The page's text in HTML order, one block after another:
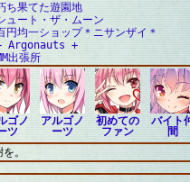
ち果てた遊園地
ュート・ザ・ムーン
円均一ショップ＊ニサンザイ＊
Argonauts +
出張所
ゴノ
ツ
アルゴノ
ーツ
初めての
ファン
バイト
間
。